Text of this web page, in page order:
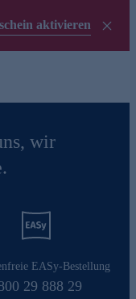
aktivieren
wir
EASy-Bestellung
29 888 29